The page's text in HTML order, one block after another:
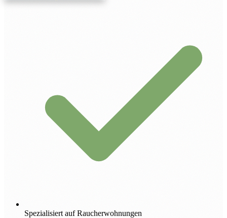
Spezialisiert auf Raucherwohnungen